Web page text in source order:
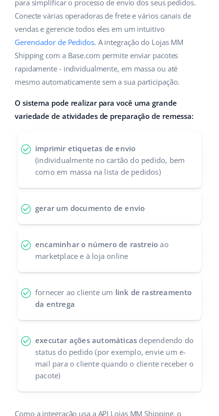
Gestão de Envios
Automação do fluxo de trabalho
Base Connect
IA para ecommerce
Base Analytics
Casa e jardim
Produtos infantis
Eletrônicos
Peças automotivas
Saúde e beleza
Ajuda
Academy
Blog
Auditoria de contas
Calculadora de benefícios
Colaboração e parcerias
english (US)
english (GB)
english (IN)
deutsch
Ελληνικά
español (AR)
español (MX)
Français
Italiano
português (BR)
中文
para simplificar o processo de envio dos seus pedidos.
Conecte várias operadoras de frete e vários canais de
vendas e gerencie todos eles em um intuitivo
Gerenciador de Pedidos. A integração do Lojas MM
Shipping com a Base.com permite enviar pacotes
rapidamente - individualmente, em massa ou até
mesmo automaticamente sem a sua participação.
O sistema pode realizar para você uma grande
variedade de atividades de preparação de remessa:
imprimir etiquetas de envio
(individualmente no cartão do pedido, bem
como em massa na lista de pedidos)
gerar um documento de envio
encaminhar o número de rastreio ao
marketplace e à loja online
fornecer ao cliente um link de rastreamento
da entrega
executar ações automáticas dependendo do
status do pedido (por exemplo, envie um e-
mail para o cliente quando o cliente receber o
pacote)
Como a integração usa a API Lojas MM Shipping, o